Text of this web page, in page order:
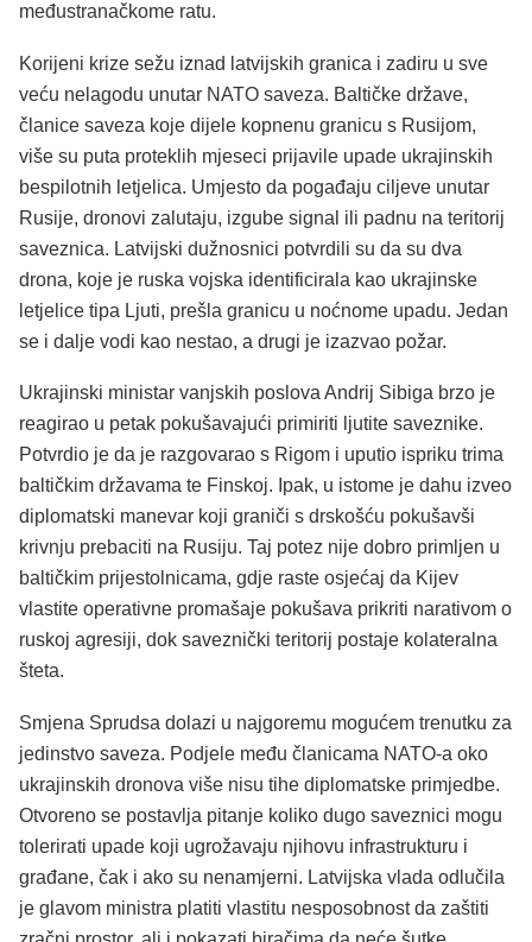
međustranačkome ratu.
Korijeni krize sežu iznad latvijskih granica i zadiru u sve
veću nelagodu unutar NATO saveza. Baltičke države,
članice saveza koje dijele kopnenu granicu s Rusijom,
više su puta proteklih mjeseci prijavile upade ukrajinskih
bespilotnih letjelica. Umjesto da pogađaju ciljeve unutar
Rusije, dronovi zalutaju, izgube signal ili padnu na teritorij
saveznica. Latvijski dužnosnici potvrdili su da su dva
drona, koje je ruska vojska identificirala kao ukrajinske
letjelice tipa Ljuti, prešla granicu u noćnome upadu. Jedan
se i dalje vodi kao nestao, a drugi je izazvao požar.
Ukrajinski ministar vanjskih poslova Andrij Sibiga brzo je
reagirao u petak pokušavajući primiriti ljutite saveznike.
Potvrdio je da je razgovarao s Rigom i uputio ispriku trima
baltičkim državama te Finskoj. Ipak, u istome je dahu izveo
diplomatski manevar koji graniči s drskošću pokušavši
krivnju prebaciti na Rusiju. Taj potez nije dobro primljen u
baltičkim prijestolnicama, gdje raste osjećaj da Kijev
vlastite operativne promašaje pokušava prikriti narativom o
ruskoj agresiji, dok saveznički teritorij postaje kolateralna
šteta.
Smjena Sprudsa dolazi u najgoremu mogućem trenutku za
jedinstvo saveza. Podjele među članicama NATO-a oko
ukrajinskih dronova više nisu tihe diplomatske primjedbe.
Otvoreno se postavlja pitanje koliko dugo saveznici mogu
tolerirati upade koji ugrožavaju njihovu infrastrukturu i
građane, čak i ako su nenamjerni. Latvijska vlada odlučila
je glavom ministra platiti vlastitu nesposobnost da zaštiti